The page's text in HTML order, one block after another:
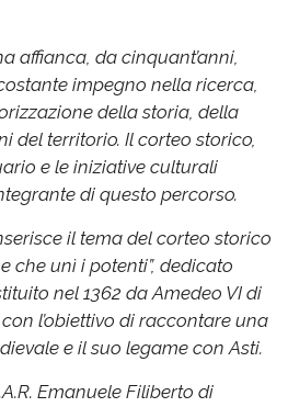
affianca, da cinquant’anni,
impegno nella ricerca,
della storia, della
del territorio. Il corteo storico,
e le iniziative culturali
di questo percorso.
il tema del corteo storico
che unì i potenti”, dedicato
nel 1362 da Amedeo VI di
l’obiettivo di raccontare una
e il suo legame con Asti.
Emanuele Filiberto di